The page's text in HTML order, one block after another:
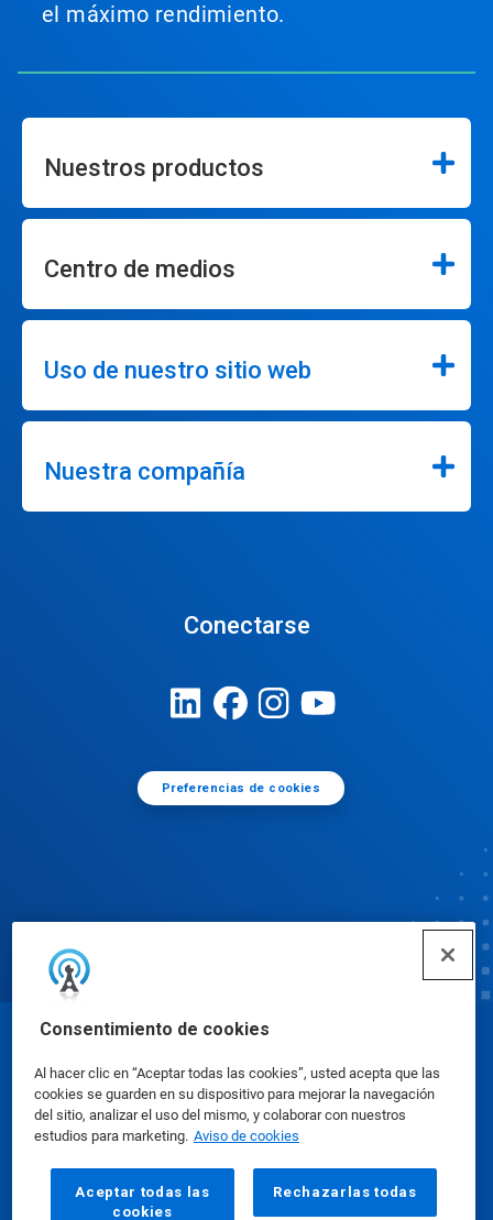
Consentimiento de cookies
Al hacer clic en “Aceptar todas las cookies”, usted acepta que las
cookies se guarden en su dispositivo para mejorar la navegación
del sitio, analizar el uso del mismo, y colaborar con nuestros
estudios para marketing. Aviso de cookies
Aceptar todas las
cookies
Rechazarlas todas
el máximo rendimiento.
Nuestros productos
Centro de medios
Uso de nuestro sitio web
Nuestra compañía
Conectarse
Preferencias de cookies
Hojas de datos sobre seguridad|Política de
privacidad|Términos de uso